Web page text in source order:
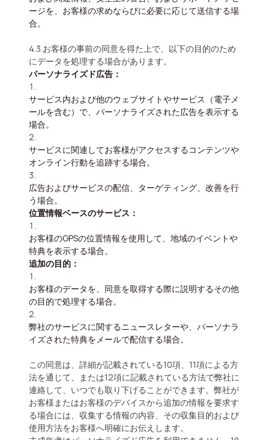
ージを、お客様の求めならびに必要に応じて送信する場
合。
4.3.お客様の事前の同意を得た上で、以下の目的のため
にデータを処理する場合があります。
パーソナライズド広告：
サービス内および他のウェブサイトやサービス（電子メ
ールを含む）で、パーソナライズされた広告を表示する
場合。
サービスに関連してお客様がアクセスするコンテンツや
オンライン行動を追跡する場合。
広告およびサービスの配信、ターゲティング、改善を行
う場合。
位置情報ベースのサービス：
お客様のGPSの位置情報を使用して、地域のイベントや
特典を表示する場合。
追加の目的：
お客様のデータを、同意を取得する際に説明するその他
の目的で処理する場合。
弊社のサービスに関するニュースレターや、パーソナラ
イズされた特典をメールで配信する場合。
この同意は、詳細が記載されている10項、11項による方
法を通じて、または12項に記載されている方法で弊社に
連絡して、いつでも取り下げることができます。弊社が
お客様またはお客様のデバイスから追加の情報を要求す
る場合には、収集する情報の内容、その収集目的および
使用方法をお客様へ明確にお伝えします。